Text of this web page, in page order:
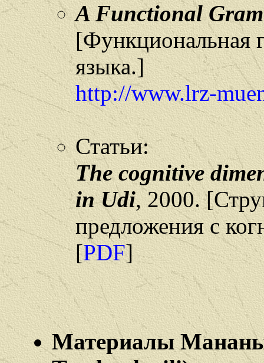
A Functional
[Функциональная
языка.]
http://www.lrz-
Статьи:
The cognitive
in Udi, 2000.
предложения с
[PDF]
Материалы